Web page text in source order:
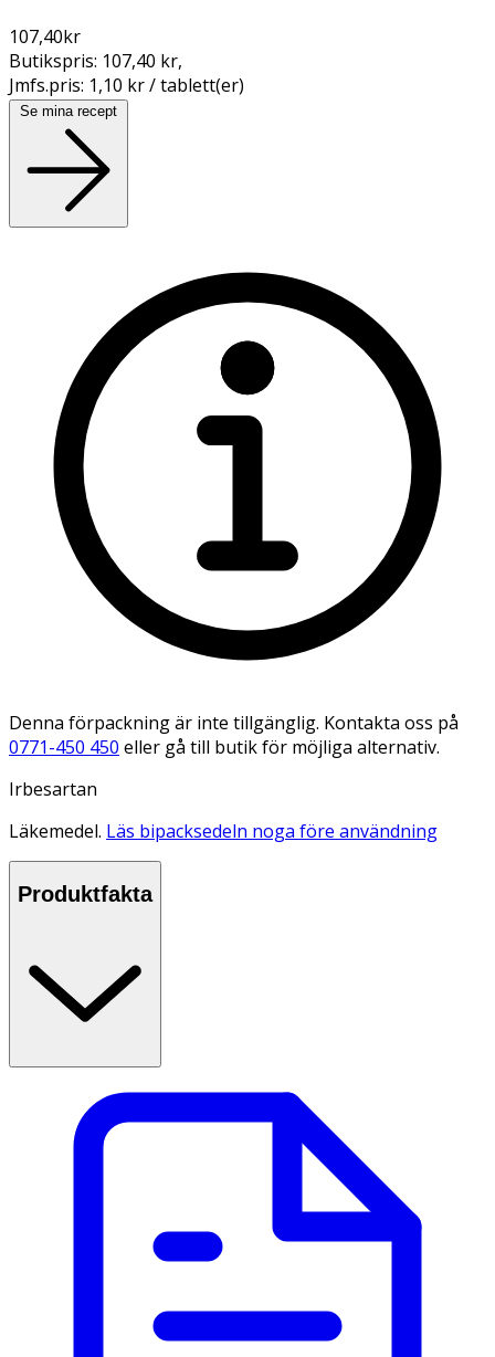
107,40kr
Butikspris: 107,40 kr,
Jmfs.pris: 1,10 kr / tablett(er)
Se mina recept
Denna förpackning är inte tillgänglig. Kontakta oss på
0771-450 450 eller gå till butik för möjliga alternativ.
Irbesartan
Läkemedel. Läs bipacksedeln noga före användning
Produktfakta